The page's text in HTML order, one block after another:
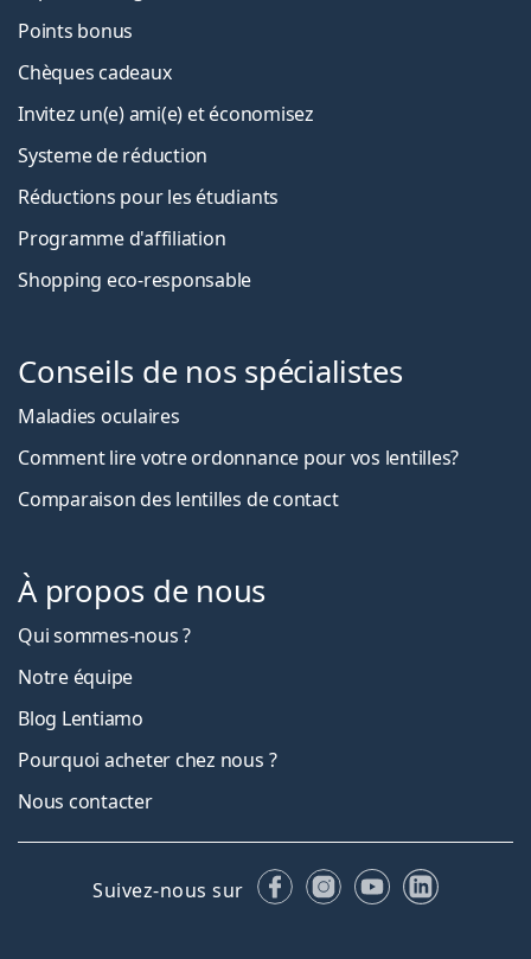
Points bonus
Chèques cadeaux
Invitez un(e) ami(e) et économisez
Systeme de réduction
Réductions pour les étudiants
Programme d'affiliation
Shopping eco-responsable
Conseils de nos spécialistes
Maladies oculaires
Comment lire votre ordonnance pour vos lentilles?
Comparaison des lentilles de contact
À propos de nous
Qui sommes-nous ?
Notre équipe
Blog Lentiamo
Pourquoi acheter chez nous ?
Nous contacter
Suivez-nous sur FacebookInstagram
YouTubeLinkedIn